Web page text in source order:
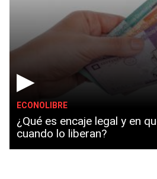
▶
ECONOLIBRE
¿Qué es encaje legal y en
cuando lo liberan?